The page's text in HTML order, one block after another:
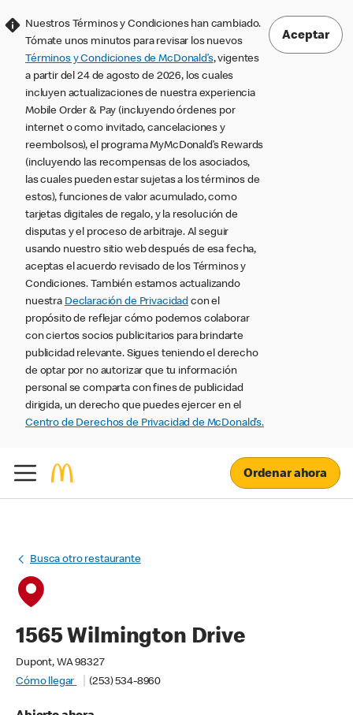
Nuestros Términos y Condiciones han cambiado.
Tómate unos minutos para revisar los nuevos
Términos y Condiciones de McDonald’s, vigentes
a partir del 24 de agosto de 2026, los cuales
incluyen actualizaciones de nuestra experiencia
Mobile Order & Pay (incluyendo órdenes por
internet o como invitado, cancelaciones y
reembolsos), el programa MyMcDonald’s Rewards
(incluyendo las recompensas de los asociados,
las cuales pueden estar sujetas a los términos de
estos), funciones de valor acumulado, como
tarjetas digitales de regalo, y la resolución de
disputas y el proceso de arbitraje. Al seguir
usando nuestro sitio web después de esa fecha,
aceptas el acuerdo revisado de los Términos y
Condiciones. También estamos actualizando
nuestra Declaración de Privacidad con el
propósito de reflejar cómo podemos colaborar
con ciertos socios publicitarios para brindarte
publicidad relevante. Sigues teniendo el derecho
de optar por no autorizar que tu información
personal se comparta con fines de publicidad
dirigida, un derecho que puedes ejercer en el
Centro de Derechos de Privacidad de McDonald’s.
Aceptar
Ordenar ahora
Busca otro restaurante
1565 Wilmington Drive
Dupont, WA 98327
Cómo llegar
(253) 534-8960